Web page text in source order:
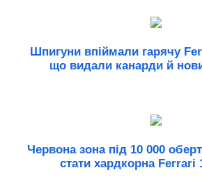
Шпигуни впіймали гарячу
що видали канарди й
Червона зона під 10 000
стати хардкорна Ferrari